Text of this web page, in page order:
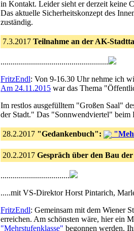
in Kontakt. Leider sieht er derzeit keine
Das aktuelle Sicherheitskonzept des
zuständig.
7.3.2017 Teilnahme an der AK-
.....................................................
FritzEndl: Von 9-16.30 Uhr nehme ich
Am 24.11.2015 war das Thema
Im restlos ausgefülltem "Großen Saal"
der Stadt." Das "Sonnwendviertel" beim
28.2.2017 "Gedankenbuch":
20.2.2017 Gespräch über den Bau
..................................
.....mit VS-Direktor Horst Pintarich,
FritzEndl: Gemeinsam mit dem Wiener
erreichen. Am schönsten wäre, hier ein
"Mehrstufenklasse" begonnen werden.